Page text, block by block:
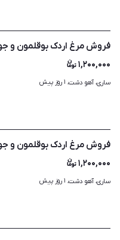
فروش مرغ اردک بوقلمون و
۱,۲۰۰,۰۰۰
ساری، آهو دشت، ۱ روز پیش
فروش مرغ اردک بوقلمون و
۱,۲۰۰,۰۰۰
ساری، آهو دشت، ۱ روز پیش